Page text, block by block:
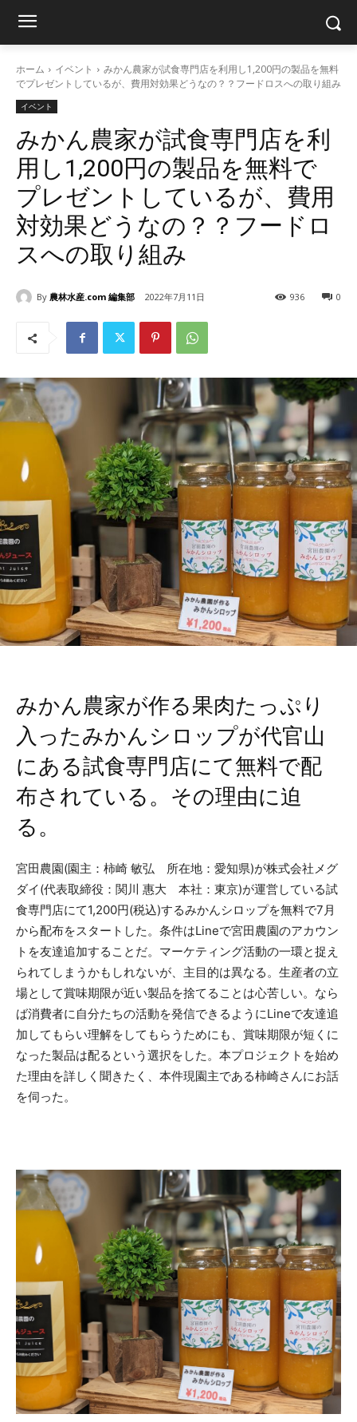
ホーム イベント
みかん農家が試食専門店を利用し1,200円の製品を無料
でプレゼントしているが、費用対効果どうなの？？フードロスへの取り組み
イベント
みかん農家が試食専門店を利
用し1,200円の製品を無料で
プレゼントしているが、費用
対効果どうなの？？フードロ
スへの取り組み
By 農林水産.com 編集部 2022年7月11日 0
936
みかん農家が作る果肉たっぷり
入ったみかんシロップが代官山
にある試食専門店にて無料で配
布されている。その理由に迫
る。
宮田農園(園主：柿崎 敏弘 所在地：愛知県)が株式会社メグ
ダイ(代表取締役：関川 惠大 本社：東京)が運営している試
食専門店にて1,200円(税込)するみかんシロップを無料で7月
から配布をスタートした。条件はLineで宮田農園のアカウン
トを友達追加することだ。マーケティング活動の一環と捉え
られてしまうかもしれないが、主目的は異なる。生産者の立
場として賞味期限が近い製品を捨てることは心苦しい。なら
ば消費者に自分たちの活動を発信できるようにLineで友達追
加してもらい理解をしてもらうためにも、賞味期限が短くに
なった製品は配るという選択をした。本プロジェクトを始め
た理由を詳しく聞きたく、本件現園主である柿崎さんにお話
を伺った。